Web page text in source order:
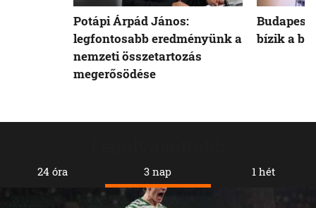
24 óra 3 nap 1 hét
Potápi Árpád János:
legfontosabb eredményünk a
nemzeti összetartozás
megerősödése
Budapest
bízik a